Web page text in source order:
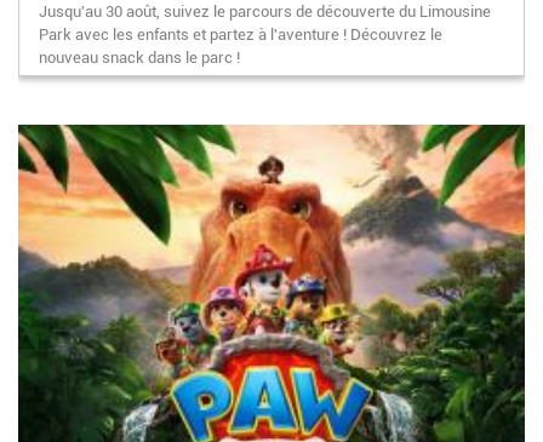
Jusqu'au 30 août, suivez le parcours de découverte du Limousine
Park avec les enfants et partez à l'aventure ! Découvrez le
nouveau snack dans le parc !